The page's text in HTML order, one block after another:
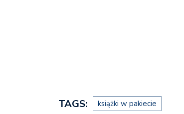
TAGS: książki w pakiecie